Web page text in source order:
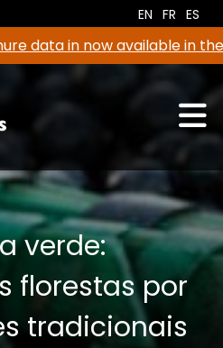
in now available in the
Tool!
EN FR ES
verde:
florestas por
tradicionais